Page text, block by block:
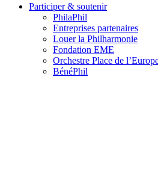
Participer & soutenir
PhilaPhil
Entreprises partenaires
Louer la Philharmonie
Fondation EME
Orchestre Place de
BénéPhil